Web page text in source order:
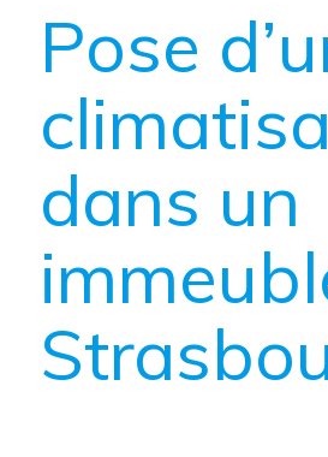
Pose
dans un